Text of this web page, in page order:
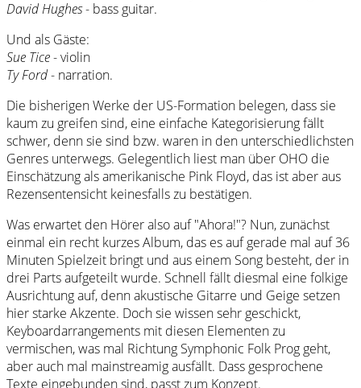
David Hughes- bass guitar.
Und als Gäste:
Sue Tice- violin
Ty Ford- narration.
Die bisherigen Werke der US-Formation belegen, dass sie
kaum zu greifen sind, eine einfache Kategorisierung fällt
schwer, denn sie sind bzw. waren in den unterschiedlichsten
Genres unterwegs. Gelegentlich liest man über OHO die
Einschätzung als amerikanische Pink Floyd, das ist aber aus
Rezensentensicht keinesfalls zu bestätigen.
Was erwartet den Hörer also auf "Ahora!"? Nun, zunächst
einmal ein recht kurzes Album, das es auf gerade mal auf 36
Minuten Spielzeit bringt und aus einem Song besteht, der in
drei Parts aufgeteilt wurde. Schnell fällt diesmal eine folkige
Ausrichtung auf, denn akustische Gitarre und Geige setzen
hier starke Akzente. Doch sie wissen sehr geschickt,
Keyboardarrangements mit diesen Elementen zu
vermischen, was mal Richtung Symphonic Folk Prog geht,
aber auch mal mainstreamig ausfällt. Dass gesprochene
Texte eingebunden sind, passt zum Konzept.